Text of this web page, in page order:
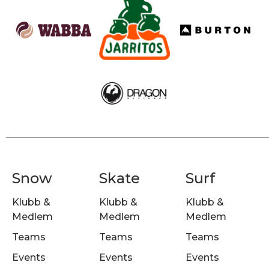
Snow
Klubb &
Medlem
Teams
Events
Skate
Klubb &
Medlem
Teams
Events
Surf
Klubb &
Medlem
Teams
Events